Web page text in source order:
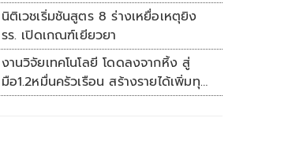
นิติเวชเริ่มชันสูตร 8 ร่างเหยื่อเหตุยิง
รร. เปิดเกณฑ์เยียวยา
งานวิจัยเทคโนโลยี โดดลงจากหิ้ง สู่
มือ1.2หมื่นครัวเรือน สร้างรายได้เพิ่มทุก
เดือน